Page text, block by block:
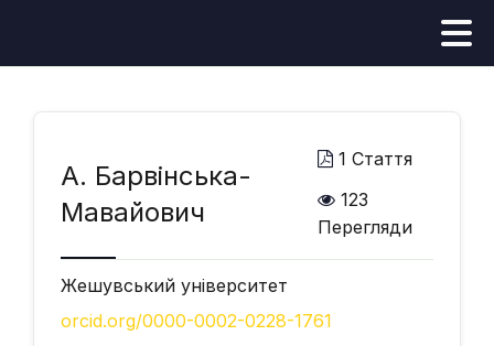
А. Барвінська-
Мавайович
1 Стаття
123
Перегляди
Жешувський університет
orcid.org/0000-0002-0228-1761